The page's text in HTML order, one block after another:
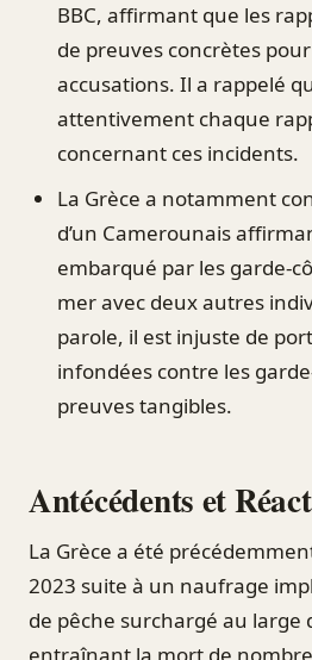
BBC, affirmant que les
de preuves concrètes
accusations. Il a rappelé
attentivement chaque
concernant ces incidents.
La Grèce a notamment
d’un Camerounais
embarqué par les garde-
mer avec deux autres
parole, il est injuste de
infondées contre les
preuves tangibles.
Antécédents et
La Grèce a été
2023 suite à un naufrage
de pêche surchargé au large